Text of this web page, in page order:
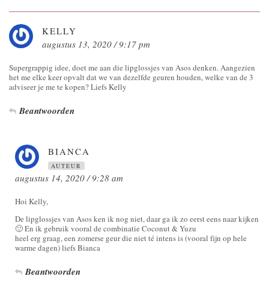
KELLY
augustus 13, 2020 / 9:17 pm
Supergrappig idee, doet me aan die lipglossjes van Asos denken. Aangezien
het me elke keer opvalt dat we van dezelfde geuren houden, welke van de 3
adviseer je me te kopen? Liefs Kelly
Beantwoorden
BIANCA
AUTEUR
augustus 14, 2020 / 9:28 am
Hoi Kelly,
De lipglossjes van Asos ken ik nog niet, daar ga ik zo eerst eens naar kijken
🙂 En ik gebruik vooral de combinatie Coconut & Yuzu
heel erg graag, een zomerse geur die niet té intens is (vooral fijn op hele
warme dagen) liefs Bianca
Beantwoorden